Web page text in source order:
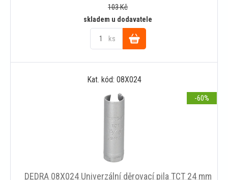
103Kč
skladem u dodavatele
ks
Do
košíku
Kat. kód: 08X024
DEDRA 08X024 Univerzální děrovací pila TCT 24 mm
-60